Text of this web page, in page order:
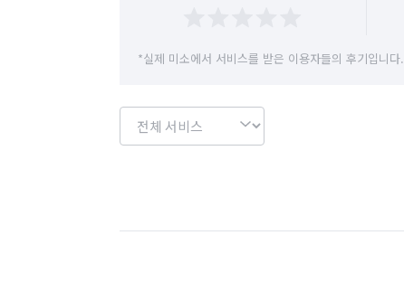
*실제 미소에서 서비스를 받은 이용자들의 후기입니다.